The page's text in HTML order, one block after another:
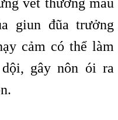
vết thương màu
giun đũa trưởng
cảm có thể làm
gây nôn ói ra